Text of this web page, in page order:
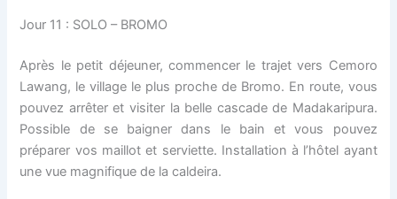
Jour 11 : SOLO – BROMO
Après le petit déjeuner, commencer le trajet vers Cemoro
Lawang, le village le plus proche de Bromo. En route, vous
pouvez arrêter et visiter la belle cascade de Madakaripura.
Possible de se baigner dans le bain et vous pouvez
préparer vos maillot et serviette. Installation à l’hôtel ayant
une vue magnifique de la caldeira.